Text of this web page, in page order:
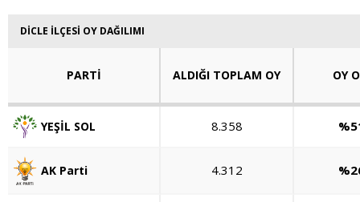
DİCLE İLÇESİ OY DAĞILIMI
PARTİ ALDIĞI TOPLAM OY OY
YEŞİL SOL 8.358
AK Parti 4.312